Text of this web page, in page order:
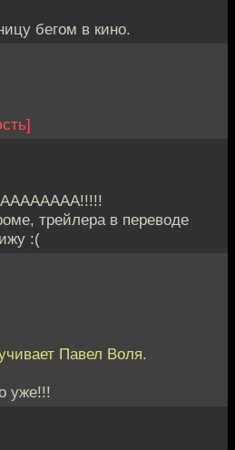
бегом в кино.
трейлера в переводе
:(
Павел Воля.
уже!!!